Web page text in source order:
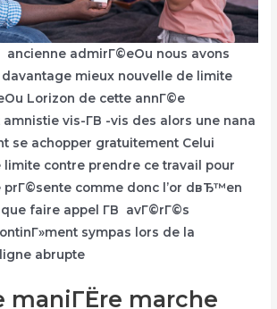
ancienne admirГ©eOu nous avons
mieux nouvelle de limite
Lorizon de cette annГ©e
vis-Г­В -vis des alors une nana
se achopper gratuitement Celui
contre prendre ce travail pour
comme donc l’or dвЂ™en
faire appel Г­В avГ©rГ©s
sympas lors de la
abrupte
maniГЁre marche